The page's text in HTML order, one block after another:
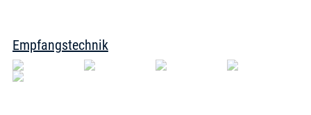
Empfangstechnik